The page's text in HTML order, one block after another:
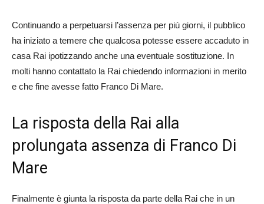
Continuando a perpetuarsi l’assenza per più giorni, il pubblico
ha iniziato a temere che qualcosa potesse essere accaduto in
casa Rai ipotizzando anche una eventuale sostituzione. In
molti hanno contattato la Rai chiedendo informazioni in merito
e che fine avesse fatto Franco Di Mare.
La risposta della Rai alla
prolungata assenza di Franco Di
Mare
Finalmente è giunta la risposta da parte della Rai che in un